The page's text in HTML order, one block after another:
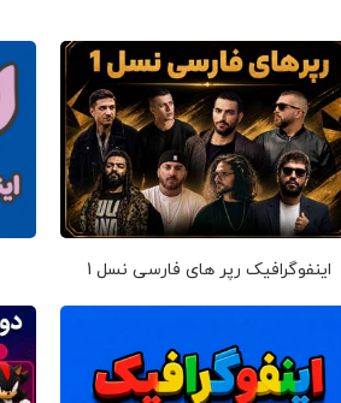
اینفوگرافیک رپر های فارسی نسل 1